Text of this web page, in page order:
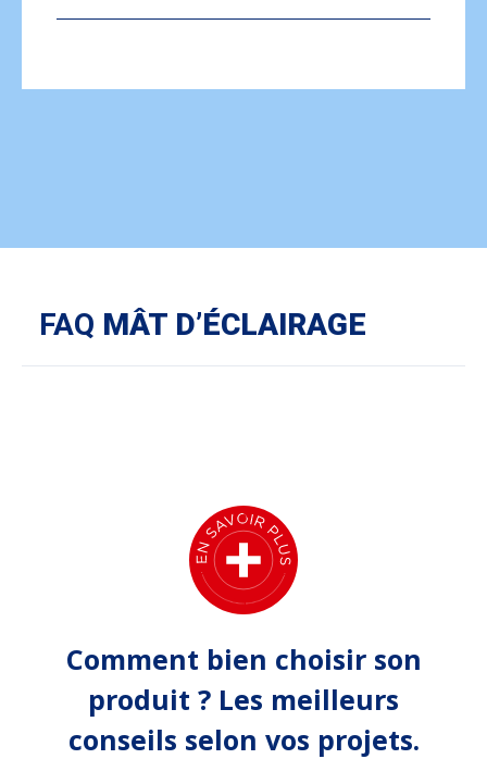
FAQ MÂT D’ÉCLAIRAGE
Comment bien choisir son
produit ? Les meilleurs
conseils selon vos projets.